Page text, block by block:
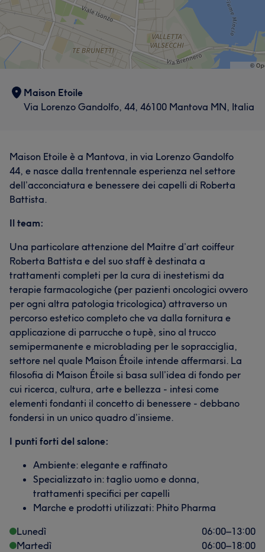
Maison Etoile
Via Lorenzo Gandolfo, 44, 46100 Mantova MN, Italia
Maison Etoile è a Mantova, in via Lorenzo Gandolfo
44, e nasce dalla trentennale esperienza nel settore
dell’acconciatura e benessere dei capelli di Roberta
Battista.
Il team:
Una particolare attenzione del Maitre d’art coiffeur
Roberta Battista e del suo staff è destinata a
trattamenti completi per la cura di inestetismi da
terapie farmacologiche (per pazienti oncologici ovvero
per ogni altra patologia tricologica) attraverso un
percorso estetico completo che va dalla fornitura e
applicazione di parrucche o tupè, sino al trucco
semipermanente e microblading per le sopracciglia,
settore nel quale Maison Étoile intende affermarsi. La
filosofia di Maison Étoile si basa sull’idea di fondo per
cui ricerca, cultura, arte e bellezza - intesi come
elementi fondanti il concetto di benessere - debbano
fondersi in un unico quadro d’insieme.
I punti forti del salone:
Ambiente: elegante e raffinato
Specializzato in: taglio uomo e donna,
trattamenti specifici per capelli
Marche e prodotti utilizzati: Phito Pharma
Lunedì
06:00–13:00
Martedì
06:00–18:00